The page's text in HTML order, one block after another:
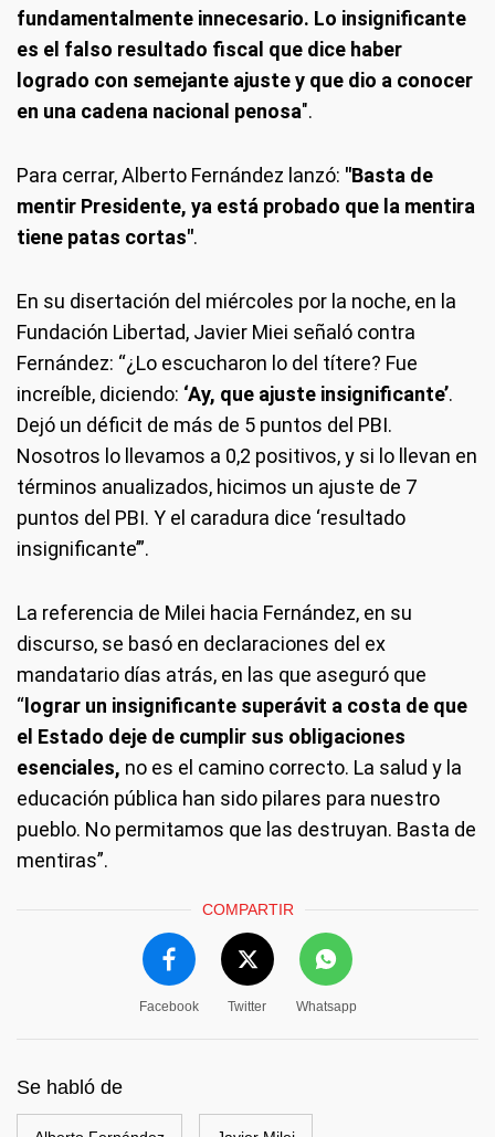
fundamentalmente innecesario. Lo insignificante
es el falso resultado fiscal que dice haber
logrado con semejante ajuste y que dio a conocer
en una cadena nacional penosa".
Para cerrar, Alberto Fernández lanzó: "Basta de
mentir Presidente, ya está probado que la mentira
tiene patas cortas".
En su disertación del miércoles por la noche, en la
Fundación Libertad, Javier Miei señaló contra
Fernández: “¿Lo escucharon lo del títere? Fue
increíble, diciendo: ‘Ay, que ajuste insignificante’.
Dejó un déficit de más de 5 puntos del PBI.
Nosotros lo llevamos a 0,2 positivos, y si lo llevan en
términos anualizados, hicimos un ajuste de 7
puntos del PBI. Y el caradura dice ‘resultado
insignificante’”.
La referencia de Milei hacia Fernández, en su
discurso, se basó en declaraciones del ex
mandatario días atrás, en las que aseguró que
“ lograr un insignificante superávit a costa de que
el Estado deje de cumplir sus obligaciones
esenciales, no es el camino correcto. La salud y la
educación pública han sido pilares para nuestro
pueblo. No permitamos que las destruyan. Basta de
mentiras”.
COMPARTIR
Facebook Twitter Whatsapp
Se habló de